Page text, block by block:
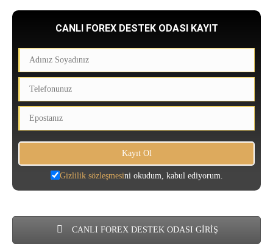
CANLI FOREX DESTEK ODASI KAYIT
Gizlilik sözleşmesini okudum, kabul ediyorum.
CANLI FOREX DESTEK ODASI GİRİŞ